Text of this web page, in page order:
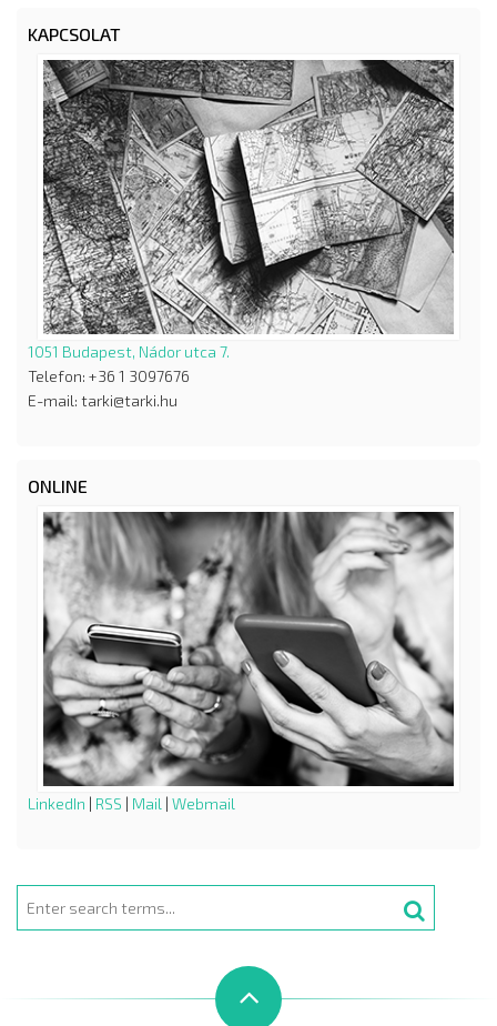
KAPCSOLAT
1051 Budapest, Nádor utca 7.
Telefon: +36 1 3097676
E-mail: tarki@tarki.hu
ONLINE
LinkedIn | RSS | Mail | Webmail